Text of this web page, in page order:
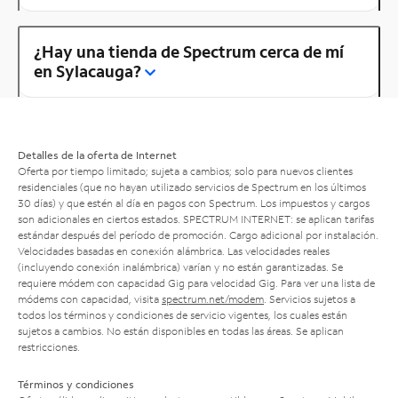
¿Hay una tienda de Spectrum cerca de mí
en Sylacauga?
Detalles de la oferta de Internet
Oferta por tiempo limitado; sujeta a cambios; solo para nuevos clientes
residenciales (que no hayan utilizado servicios de Spectrum en los últimos
30 días) y que estén al día en pagos con Spectrum. Los impuestos y cargos
son adicionales en ciertos estados. SPECTRUM INTERNET: se aplican tarifas
estándar después del período de promoción. Cargo adicional por instalación.
Velocidades basadas en conexión alámbrica. Las velocidades reales
(incluyendo conexión inalámbrica) varían y no están garantizadas. Se
requiere módem con capacidad Gig para velocidad Gig. Para ver una lista de
módems con capacidad, visita spectrum.net/modem . Servicios sujetos a
todos los términos y condiciones de servicio vigentes, los cuales están
sujetos a cambios. No están disponibles en todas las áreas. Se aplican
restricciones.
Términos y condiciones